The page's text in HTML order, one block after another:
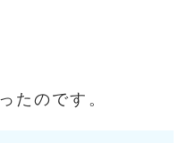
たのです。